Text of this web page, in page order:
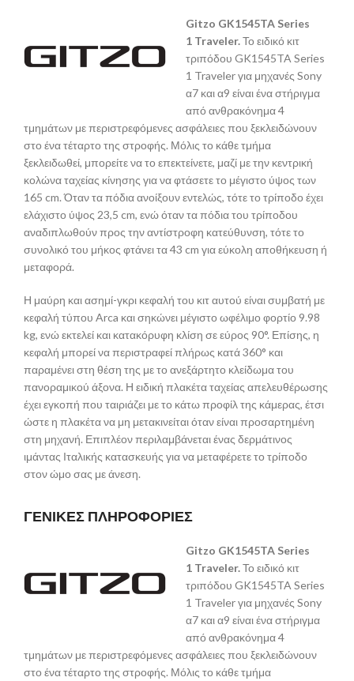
Gitzo GK1545TA Series
1 Traveler.Το ειδικό κιτ
τριπόδου GK1545TA Series
1 Traveler για μηχανές Sony
α7 και α9 είναι ένα στήριγμα
από ανθρακόνημα 4
τμημάτων με περιστρεφόμενες ασφάλειες που ξεκλειδώνουν
στο ένα τέταρτο της στροφής. Μόλις το κάθε τμήμα
ξεκλειδωθεί, μπορείτε να το επεκτείνετε, μαζί με την κεντρική
κολώνα ταχείας κίνησης για να φτάσετε το μέγιστο ύψος των
165 cm. Όταν τα πόδια ανοίξουν εντελώς, τότε το τρίποδο έχει
ελάχιστο ύψος 23,5 cm, ενώ όταν τα πόδια του τρίποδου
αναδιπλωθούν προς την αντίστροφη κατεύθυνση, τότε το
συνολικό του μήκος φτάνει τα 43 cm για εύκολη αποθήκευση ή
μεταφορά.
Η μαύρη και ασημί-γκρι κεφαλή του κιτ αυτού είναι συμβατή με
κεφαλή τύπου Arca και σηκώνει μέγιστο ωφέλιμο φορτίο 9.98
kg, ενώ εκτελεί και κατακόρυφη κλίση σε εύρος 90°. Επίσης, η
κεφαλή μπορεί να περιστραφεί πλήρως κατά 360° και
παραμένει στη θέση της με το ανεξάρτητο κλείδωμα του
πανοραμικού άξονα. Η ειδική πλακέτα ταχείας απελευθέρωσης
έχει εγκοπή που ταιριάζει με το κάτω προφίλ της κάμερας, έτσι
ώστε η πλακέτα να μη μετακινείται όταν είναι προσαρτημένη
στη μηχανή. Επιπλέον περιλαμβάνεται ένας δερμάτινος
ιμάντας Ιταλικής κατασκευής για να μεταφέρετε το τρίποδο
στον ώμο σας με άνεση.
ΓΕΝΙΚΕΣ ΠΛΗΡΟΦΟΡΙΕΣ
Gitzo GK1545TA Series
1 Traveler.Το ειδικό κιτ
τριπόδου GK1545TA Series
1 Traveler για μηχανές Sony
α7 και α9 είναι ένα στήριγμα
από ανθρακόνημα 4
τμημάτων με περιστρεφόμενες ασφάλειες που ξεκλειδώνουν
στο ένα τέταρτο της στροφής. Μόλις το κάθε τμήμα